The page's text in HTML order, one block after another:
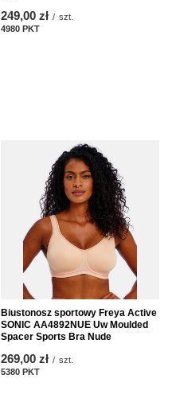
249,00 zł / szt.
4980 PKT
Biustonosz sportowy Freya Active
SONIC AA4892NUE Uw Moulded
Spacer Sports Bra Nude
269,00 zł / szt.
5380 PKT